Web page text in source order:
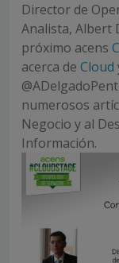
Director de
Analista, Albert
próximo acens
acerca de Cloud
numerosos
Negocio y al
Información.